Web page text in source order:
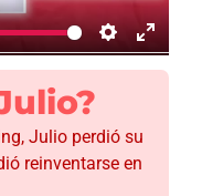
Julio perdió su
reinventarse en